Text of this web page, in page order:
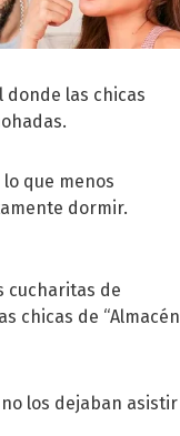
donde las chicas
que menos
dormir.
cucharitas de
chicas de “Almacén
los dejaban asistir